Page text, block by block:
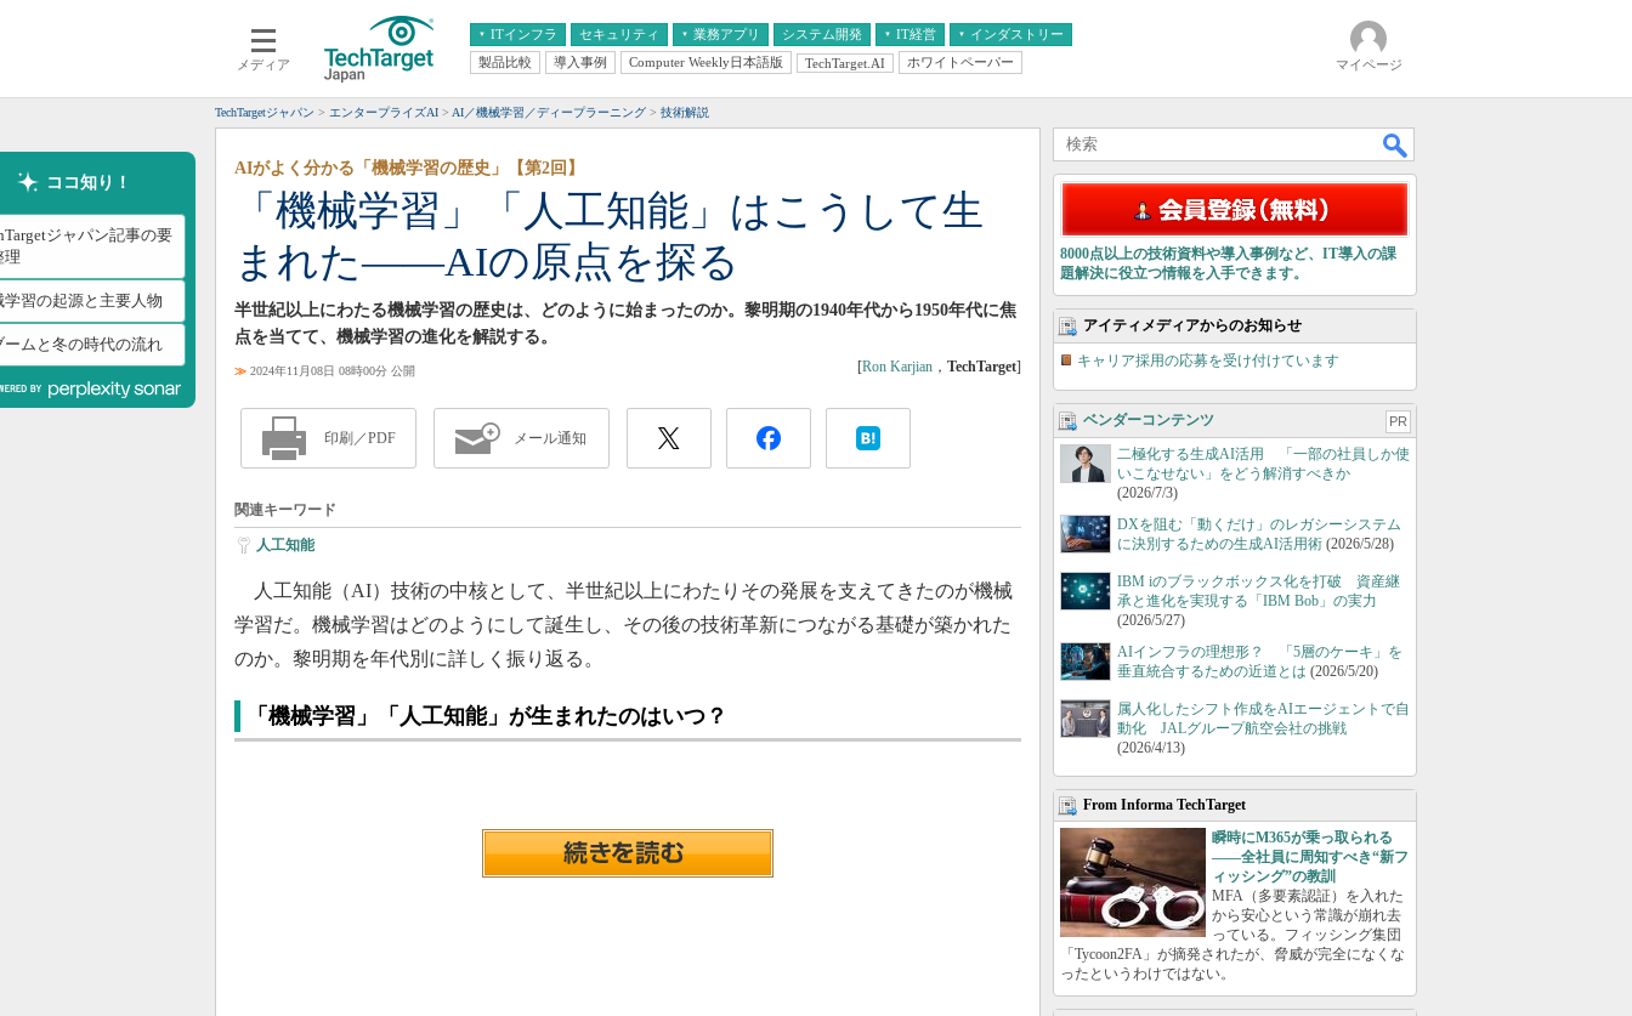
メディア
ITインフラ
クラウド
スマートモバイル
ネットワーク
システム運用管理
セキュリティ 業務アプリ
エンタープライズAI
ERP
CX
情報系システム
システム開発 IT経営
経営とIT
中堅・中小企業とIT
インダストリー
医療IT
製品比較 導入事例 Computer Weekly日本語版 TechTarget.AI ホワイトペーパー マイページ
TechTargetジャパン エンタープライズAI AI／機械学習／ディープラーニング 技術解説
ココ知り！
ジャパン記事の要
理
学習の起源と主要人物
ームと冬の時代の流れ
「機械学習」「人工知能」はこうして生
まれた――AIの原点を探る
AIがよく分かる「機械学習の歴史」【第2回】
半世紀以上にわたる機械学習の歴史は、どのように始まったのか。黎明期の1940年代から1950年代に焦
点を当てて、機械学習の進化を解説する。
≫ 2024年11月08日 08時00分 公開 [Ron Karjian ， TechTarget]
印刷／PDF メール通知
関連キーワード
人工知能
人工知能（AI）技術の中核として、半世紀以上にわたりその発展を支えてきたのが機械
学習だ。機械学習はどのようにして誕生し、その後の技術革新につながる基礎が築かれた
のか。黎明期を年代別に詳しく振り返る。
「機械学習」「人工知能」が生まれたのはいつ？
8000点以上の技術資料や導入事例など、IT導入の課
題解決に役立つ情報を入手できます。
アイティメディアからのお知らせ
キャリア採用の応募を受け付けています
ベンダーコンテンツ PR
二極化する生成AI活用 「一部の社員しか使
いこなせない」をどう解消すべきか
(2026/7/3)
DXを阻む「動くだけ」のレガシーシステム
に決別するための生成AI活用術 (2026/5/28)
IBM iのブラックボックス化を打破 資産継
承と進化を実現する「IBM Bob」の実力
(2026/5/27)
AIインフラの理想形？ 「5層のケーキ」を
垂直統合するための近道とは (2026/5/20)
属人化したシフト作成をAIエージェントで自
動化 JALグループ航空会社の挑戦
(2026/4/13)
From Informa TechTarget
瞬時にM365が乗っ取られる
――全社員に周知すべき“新フ
ィッシング”の教訓
MFA（多要素認証）を入れた
から安心という常識が崩れ去
っている。フィッシング集団
「Tycoon2FA」が摘発されたが、脅威が完全になくな
ったというわけではない。